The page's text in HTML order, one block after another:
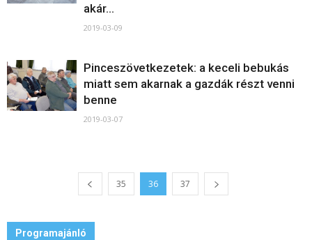
akár...
2019-03-09
Pinceszövetkezetek: a keceli bebukás
miatt sem akarnak a gazdák részt venni
benne
2019-03-07
35 36 37
Programajánló